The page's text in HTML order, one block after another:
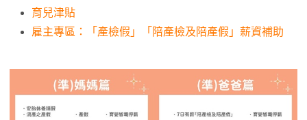
育兒津貼
雇主專區：「產檢假」「陪產檢及陪產假」薪資補助